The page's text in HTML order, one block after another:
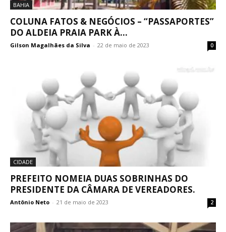
BAHIA
COLUNA FATOS & NEGÓCIOS – “PASSAPORTES”
DO ALDEIA PRAIA PARK À...
Gilson Magalhães da Silva - 22 de maio de 2023 0
CIDADE
PREFEITO NOMEIA DUAS SOBRINHAS DO
PRESIDENTE DA CÂMARA DE VEREADORES.
Antônio Neto - 21 de maio de 2023 2